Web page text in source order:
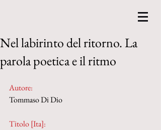
Nel labirinto del ritorno. La
parola poetica e il ritmo
Autore:
Tommaso Di Dio
Titolo [Ita]: